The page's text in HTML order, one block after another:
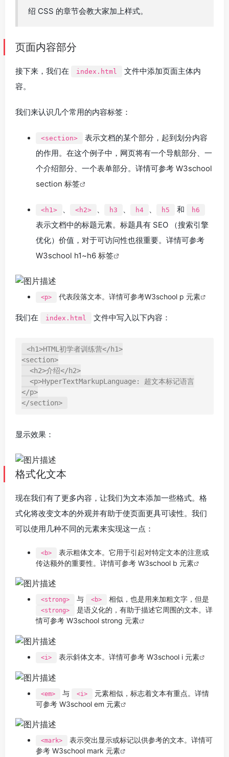
绍 CSS 的章节会教大家加上样式。
页面内容部分
接下来，我们在 index.html
文件中添加页面主体内
容。
我们来认识几个常用的内容标签：
<section>
表示文档的某个部分，起到划分内容
的作用。在这个例子中，网页将有一个导航部分、一
个介绍部分、一个表单部分。详情可参考 W3school
section 标签
<h1> 、 <h2> 、 h3 、 h4 、 h5 和 h6
表示文档中的标题元素。标题具有 SEO （搜索引擎
优化）价值，对于可访问性也很重要。详情可参考
W3school h1~h6 标签
<p> 代表段落文本。详情可参考W3school p 元素
我们在 index.html 文件中写入以下内容：
<h1>HTML初学者训练营</h1>
<section>
</p>
显示效果：
格式化文本
现在我们有了更多内容，让我们为文本添加一些格式。格
式化将改变文本的外观并有助于使页面更具可读性。我们
可以使用几种不同的元素来实现这一点：
<b>
表示粗体文本。它用于引起对特定文本的注意或
传达额外的重要性。详情可参考 W3school b 元素
<strong> 与 <b> 相似，也是用来加粗文字，但是
<strong>
是语义化的，有助于描述它周围的文本。详
情可参考 W3school strong 元素
<i> 表示斜体文本。详情可参考 W3school i 元素
<em> 与 <i>
元素相似，标志着文本有重点。详情
可参考 W3school em 元素
<mark>
表示突出显示或标记以供参考的文本。详情可
参考 W3school mark 元素